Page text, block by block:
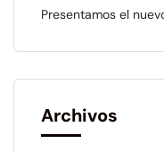
Presentamos el
Archivos